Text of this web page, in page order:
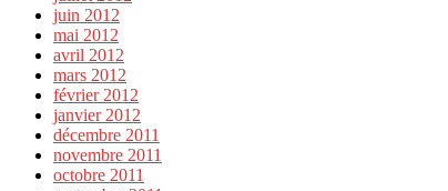
juin 2012
mai 2012
avril 2012
mars 2012
février 2012
janvier 2012
décembre 2011
novembre 2011
octobre 2011